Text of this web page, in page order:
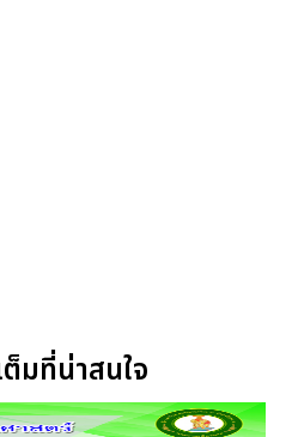
มที่น่าสนใจ